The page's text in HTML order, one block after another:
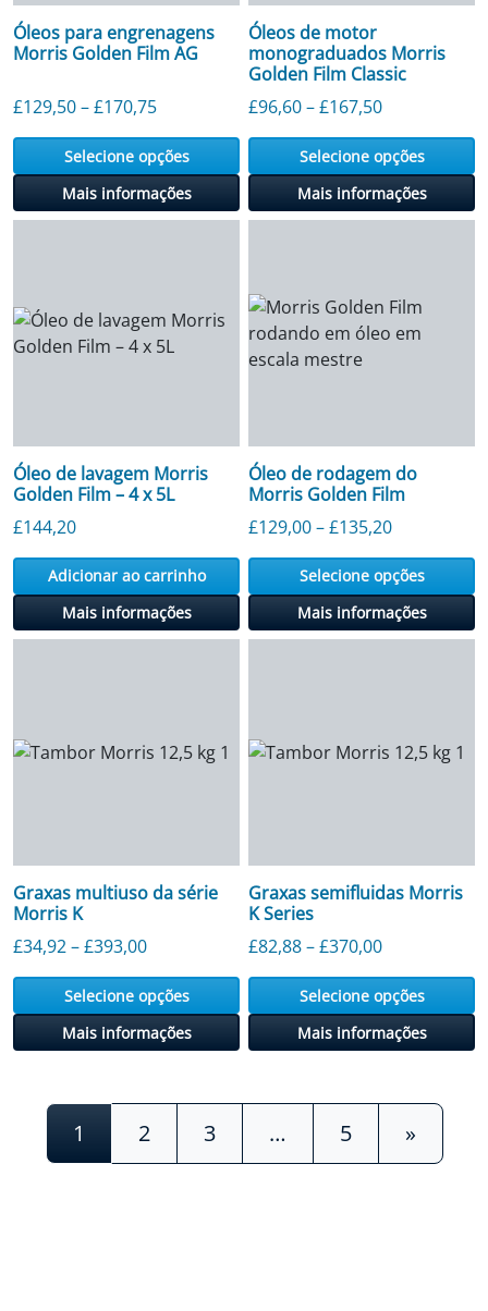
Óleos para engrenagens
Morris Golden Film AG
£129,50–£170,75Faixa de preço: £ 129,50 a £ 170,75
Selecione opções
Mais informações
Óleos de motor
monograduados Morris
Golden Film Classic
£96,60–£167,50Faixa de
Selecione opções
Mais informações
Óleo de lavagem Morris
Golden Film – 4 x 5L
£144,20
Adicionar ao carrinho
Mais informações
Óleo de rodagem do
Morris Golden Film
£129,00–£135,20Faixa de
Selecione opções
Mais informações
Graxas multiuso da série
Morris K
£34,92–£393,00Faixa de preço: £ 34,92 a £ 393,00
Selecione opções
Mais informações
Graxas semifluidas Morris
K Series
£82,88–£370,00Faixa de
Selecione opções
Mais informações
Navegação de postagens
1 2 3 … 5 »